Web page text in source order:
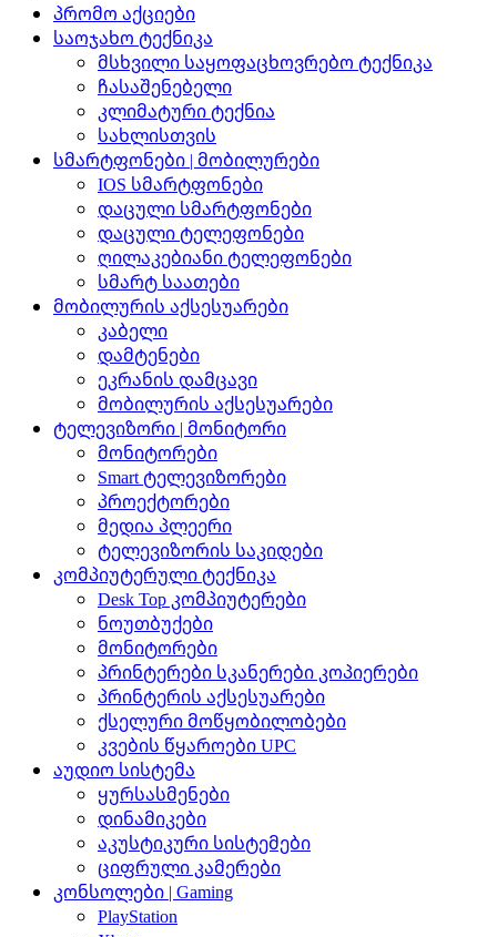
პრომო აქციები
საოჯახო ტექნიკა
მსხვილი საყოფაცხოვრებო ტექნიკა
ჩასაშენებელი
კლიმატური ტექნია
სახლისთვის
სმარტფონები | მობილურები
IOS სმარტფონები
დაცული სმარტფონები
დაცული ტელეფონები
ღილაკებიანი ტელეფონები
სმარტ საათები
მობილურის აქსესუარები
კაბელი
დამტენები
ეკრანის დამცავი
მობილურის აქსესუარები
ტელევიზორი | მონიტორი
მონიტორები
Smart ტელევიზორები
პროექტორები
მედია პლეერი
ტელევიზორის საკიდები
კომპიუტერული ტექნიკა
Desk Top კომპიუტერები
ნოუთბუქები
მონიტორები
პრინტერები სკანერები კოპიერები
პრინტერის აქსესუარები
ქსელური მოწყობილობები
კვების წყაროები UPC
აუდიო სისტემა
ყურსასმენები
დინამიკები
აკუსტიკური სისტემები
ციფრული კამერები
კონსოლები | Gaming
PlayStation